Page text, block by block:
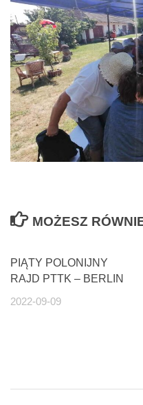
MOŻESZ
PIĄTY POLONIJNY
RAJD PTTK – BERLIN
2022-09-09